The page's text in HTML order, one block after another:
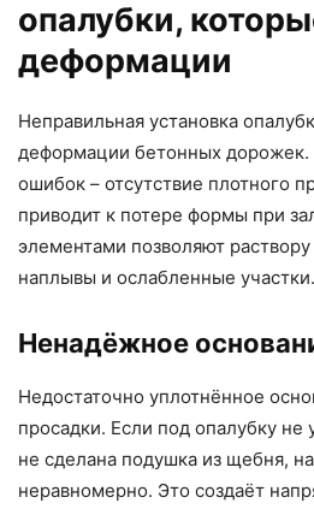
опалубки,
деформации
Неправильная установка
деформации бетонных дорожек.
ошибок – отсутствие плотного
приводит к потере формы при
элементами позволяют раствору
наплывы и ослабленные участки.
Ненадёжное
Недостаточно уплотнённое
просадки. Если под опалубку не
не сделана подушка из щебня,
неравномерно. Это создаёт